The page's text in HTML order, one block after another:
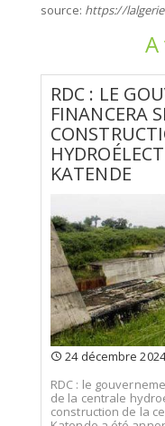
source: https://
RDC : LE
FINANCERA
KATENDE
24 décembre 2024
RDC : le
de la centrale
construction de la